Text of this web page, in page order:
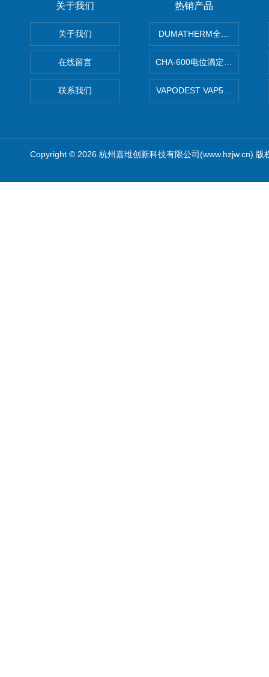
关于我们
关于我们
在线留言
联系我们
热销产品
DUMATHERM全自动杜马斯
CHA-600电位滴定仪自动样品
VAPODEST VAP500全自
Copyright © 2026 杭州嘉维创新科技有限公司(www.hzjw.cn) 版